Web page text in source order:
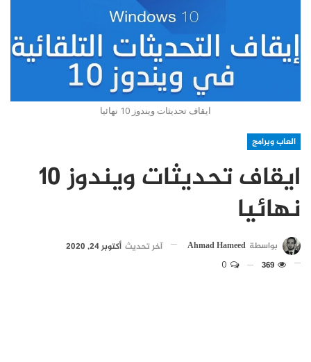
ايقاف تحديثات ويندوز 10 نهائيا
العاب وبرامج
ايقاف تحديثات ويندوز 10
نهائيا
بواسطة Ahmad Hameed آخر تحديث أكتوبر 24, 2020